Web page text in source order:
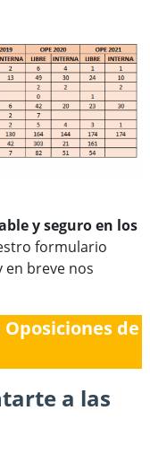
y seguro en los
formulario
en breve nos
Oposiciones de
a las